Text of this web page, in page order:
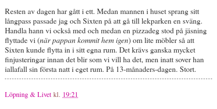
Resten av dagen har gått i ett. Medan mannen i huset sprang sitt
långpass passade jag och Sixten på att gå till lekparken en sväng.
Handla hann vi också med och medan en pizzadeg stod på jäsning
flyttade vi (när pappan kommit hem igen) om lite möbler så att
Sixten kunde flytta in i sitt egna rum. Det krävs ganska mycket
finjusteringar innan det blir som vi vill ha det, men inatt sover han
iallafall sin första natt i eget rum. På 13-månaders-dagen. Stort.
Löpning & Livet kl. 19:21